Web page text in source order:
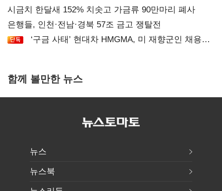
공급
시금치 한달새 152% 치솟고 가금류 90만마리 폐사
은행들, 인천·전남·경북 57조 금고 쟁탈전
‘구금 사태’ 현대차 HMGMA, 미 재향군인 채용
함께 볼만한 뉴스
뉴스
뉴스북